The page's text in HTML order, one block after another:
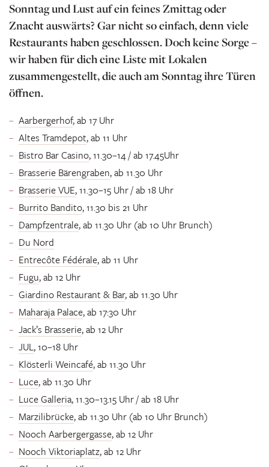
Sonntag und Lust auf ein feines Zmittag oder
Znacht auswärts? Gar nicht so einfach, denn viele
Restaurants haben geschlossen. Doch keine Sorge –
wir haben für dich eine Liste mit Lokalen
zusammengestellt, die auch am Sonntag ihre Türen
öffnen.
Aarbergerhof, ab 17 Uhr
Altes Tramdepot, ab 11 Uhr
Bistro Bar Casino, 11.30–14 / ab 17.45Uhr
Brasserie Bärengraben, ab 11.30 Uhr
Brasserie VUE, 11.30–15 Uhr / ab 18 Uhr
Burrito Bandito, 11.30 bis 21 Uhr
Dampfzentrale, ab 11.30 Uhr (ab 10 Uhr Brunch)
Du Nord
Entrecôte Fédérale, ab 11 Uhr
Fugu, ab 12 Uhr
Giardino Restaurant & Bar, ab 11.30 Uhr
Maharaja Palace, ab 17:30 Uhr
Jack’s Brasserie, ab 12 Uhr
JUL, 10–18 Uhr
Klösterli Weincafé, ab 11.30 Uhr
Luce, ab 11.30 Uhr
Luce Galleria, 11.30–13.15 Uhr / ab 18 Uhr
Marzilibrücke, ab 11.30 Uhr (ab 10 Uhr Brunch)
Nooch Aarbergergasse, ab 12 Uhr
Nooch Viktoriaplatz, ab 12 Uhr